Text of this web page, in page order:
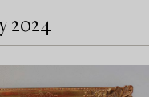
2024